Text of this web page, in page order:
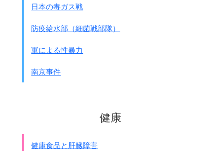
↓◎軍司令官朝香宮鳩彦王
日本の毒ガス戦
防疫給水部（細菌戦部隊）
軍による性暴力
南京事件
健康
健康食品と肝臓障害